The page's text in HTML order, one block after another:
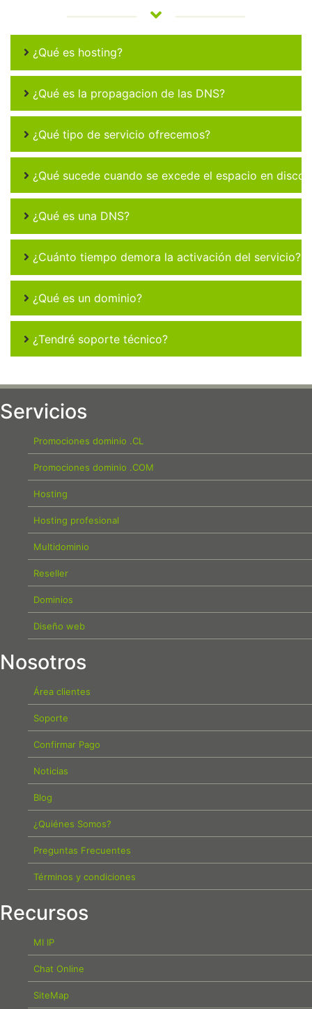
¿Qué es hosting?
¿Qué es la propagacion de las DNS?
¿Qué tipo de servicio ofrecemos?
¿Qué sucede cuando se excede el espacio en disco
¿Qué es una DNS?
¿Cuánto tiempo demora la activación del servicio?
¿Qué es un dominio?
¿Tendré soporte técnico?
Servicios
Promociones dominio .CL
Promociones dominio .COM
Hosting
Hosting profesional
Multidominio
Reseller
Dominios
Diseño web
Nosotros
Área clientes
Soporte
Confirmar Pago
Noticias
Blog
¿Quiénes Somos?
Preguntas Frecuentes
Términos y condiciones
Recursos
MI IP
Chat Online
SiteMap